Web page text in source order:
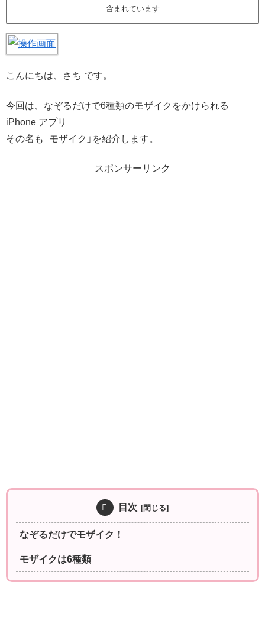
含まれています
こんにちは、さち です。
今回は、なぞるだけで6種類のモザイクをかけられる
iPhone アプリ
その名も「モザイク」を紹介します。
スポンサーリンク
目次
なぞるだけでモザイク！
モザイクは6種類